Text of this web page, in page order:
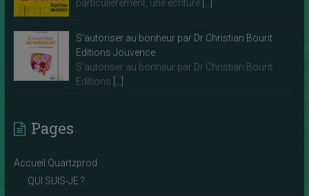
particulièrement, une écriture
S’autoriser au bonheur par Dr Christian Bourit
Editions Jouvence
S’autoriser au bonheur par Dr Christian Bourit
Editions
Pages
Accueil Quartzprod
QUI SUIS-JE ?